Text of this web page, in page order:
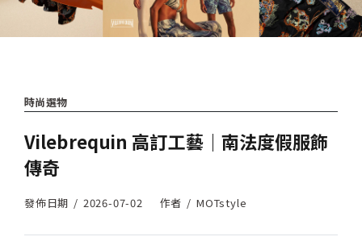
時尚選物
Vilebrequin 高訂工藝｜南法度假服飾
傳奇
發佈日期 2026-07-02 作者 MOTstyle